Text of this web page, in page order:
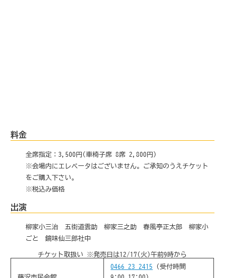
料金
全席指定：3,500円(車椅子席 8席 2,800円)
※会場内にエレベータはございません。ご承知のうえチケット
をご購入下さい。
※税込み価格
出演
柳家小三治 五街道雲助 柳家三之助 春風亭正太郎 柳家小
ごと 鏡味仙三郎社中
チケット取扱い ※発売日は12/17(火)午前9時から
0466-23-2415 (受付時間